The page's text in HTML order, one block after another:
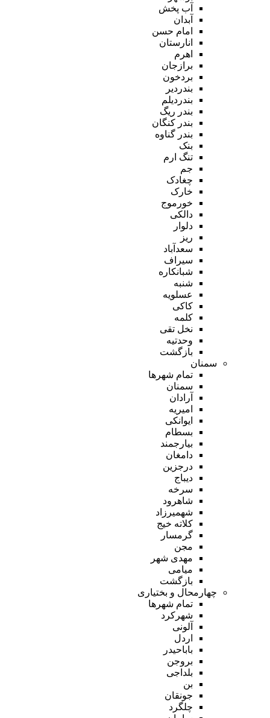
آب پخش
آبدان
امام حسن
انارستان
اهرم
برازجان
بردخون
بندردیر
بندردیلم
بندر ریگ
بندر کنگان
بندر گناوه
بنک
تنگ ارم
جم
چغادک
خارک
خورموج
دالکی
دلوار
ریز
سعدآباد
سیراف
شبانکاره
شنبه
عسلویه
کاکی
کلمه
نخل تقی
وحدتیه
بازگشت
سمنان
تمام شهر‌ها
سمنان
آرادان
امیریه
ایوانکی
بسطام
بیارجمند
دامغان
درجزین
دیباج
سرخه
شاهرود
شهمیرزاد
کلاته خیج
گرمسار
مجن
مهدی شهر
میامی
بازگشت
چهارمحال و بختیاری
تمام شهر‌ها
شهرکرد
آلونی
اردل
باباحیدر
بروجن
بلداجی
بن
جونقان
چلگرد